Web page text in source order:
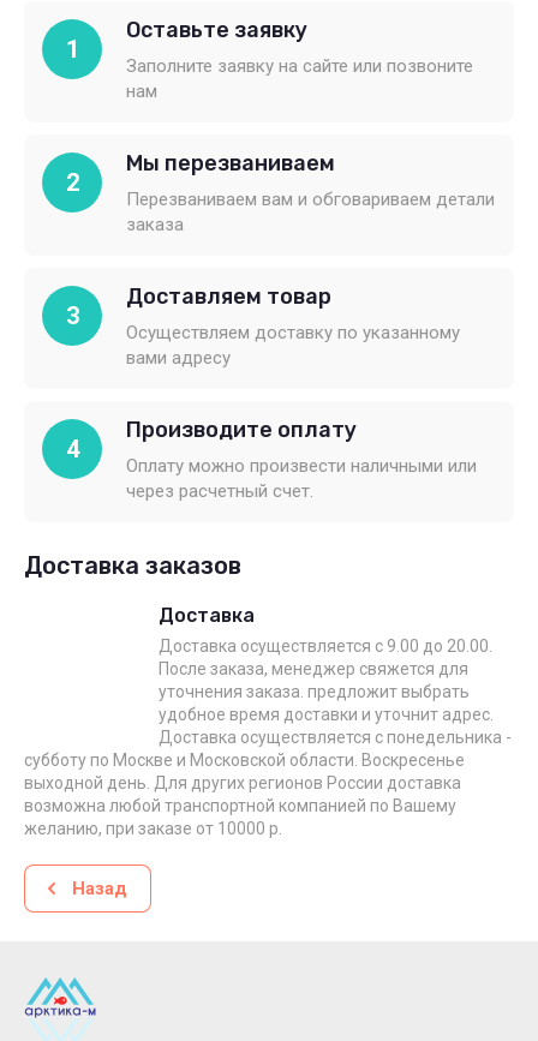
1
Оставьте заявку
Заполните заявку на сайте или позвоните
нам
2
Мы перезваниваем
Перезваниваем вам и обговариваем детали
заказа
3
Доставляем товар
Осуществляем доставку по указанному
вами адресу
4
Производите оплату
Оплату можно произвести наличными или
через расчетный счет.
Доставка заказов
Доставка
Доставка осуществляется с 9.00 до 20.00.
После заказа, менеджер свяжется для
уточнения заказа. предложит выбрать
удобное время доставки и уточнит адрес.
Доставка осуществляется с понедельника -
субботу по Москве и Московской области. Воскресенье
выходной день. Для других регионов России доставка
возможна любой транспортной компанией по Вашему
желанию, при заказе от 10000 р.
Назад